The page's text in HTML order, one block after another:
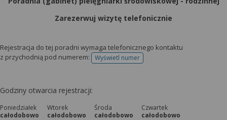
Zarezerwuj wizytę telefonicznie
Rejestracja do tej poradni wymaga telefonicznego kontaktu
z przychodnią pod numerem:
Wyświetl numertelefonu do rejestracji
Godziny otwarcia rejestracji:
Poniedziałek
całodobowo
Wtorek
całodobowo
Środa
całodobowo
Czwartek
całodobowo